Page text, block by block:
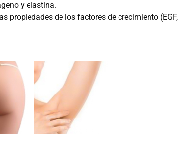
y elastina.
de los factores de crecimiento (EGF,